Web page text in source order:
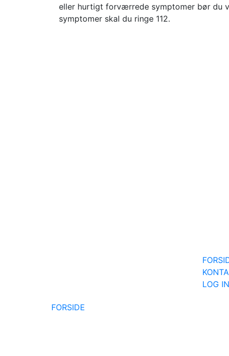
eller hurtigt forværrede symptomer bør du
symptomer skal du ringe 112.
LOG
FORSIDE